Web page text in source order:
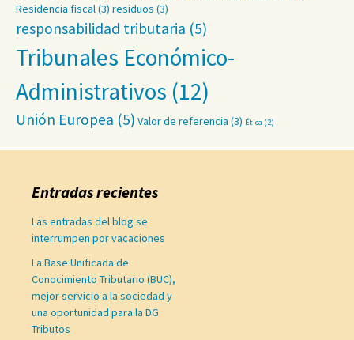
Residencia fiscal(3) residuos (3)
responsabilidad tributaria (5)
Tribunales Económico-
Administrativos (12)
Unión Europea (5) Valor de referencia (3) Ética (2)
Entradas recientes
Las entradas del blog se
interrumpen por vacaciones
La Base Unificada de
Conocimiento Tributario (BUC),
mejor servicio a la sociedad y
una oportunidad para la DG
Tributos